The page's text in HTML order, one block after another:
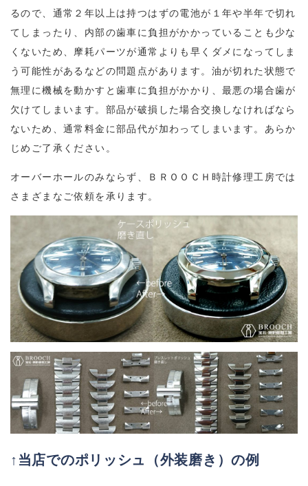
るので、通常２年以上は持つはずの電池が１年や半年で切れ
てしまったり、内部の歯車に負担がかかっていることも少な
くないため、摩耗パーツが通常よりも早くダメになってしま
う可能性があるなどの問題点があります。油が切れた状態で
無理に機械を動かすと歯車に負担がかかり、最悪の場合歯が
欠けてしまいます。部品が破損した場合交換しなければなら
ないため、通常料金に部品代が加わってしまいます。あらか
じめご了承ください。
オーバーホールのみならず、ＢＲＯＯＣＨ時計修理工房では
さまざまなご依頼を承ります。
↑当店でのポリッシュ（外装磨き）の例